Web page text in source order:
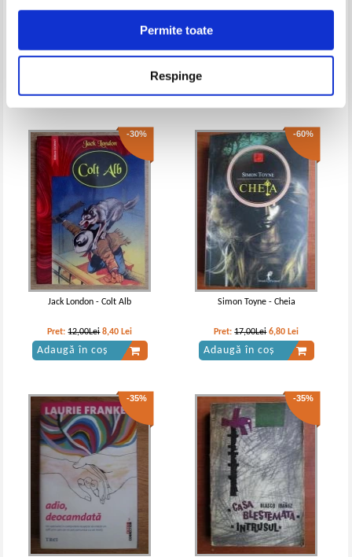
Permite toate
Respinge
Adaugă în coș Adaugă în coș
-35%
Jane Austen - Emma
IN STOC
Pret:
23,00Lei14,95
Adaugă în coș
-40%
Jane Austen - Emma
IN STOC
Pret:15,00Lei9,00 Lei
Adaugă în coș
Jane Austen - Emma Jane Austen - Emma
Sibel K. Turker - Poeta a murit
Fabian Lenk - Detectivii
timpului, volumul 3. Argintul
-30%
Jack London - Colt Alb
Pret:12,00Lei 8,40 Lei
Adaugă în coș
-60%
Simon Toyne - Cheia
Pret:17,00Lei 6,80 Lei
Adaugă în coș
-35% -35%